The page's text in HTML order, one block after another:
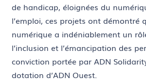
de handicap, éloignées du
l’emploi, ces projets ont démontré
numérique a indéniablement un
l’inclusion et l’émancipation des
conviction portée par ADN
dotation d’ADN Ouest.